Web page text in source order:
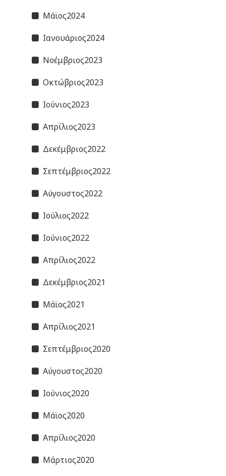
Μάϊος2024
Ιανουάριος2024
Νοέμβριος2023
Οκτώβριος2023
Ιούνιος2023
Απρίλιος2023
Δεκέμβριος2022
Σεπτέμβριος2022
Αύγουστος2022
Ιούλιος2022
Ιούνιος2022
Απρίλιος2022
Δεκέμβριος2021
Μάϊος2021
Απρίλιος2021
Σεπτέμβριος2020
Αύγουστος2020
Ιούνιος2020
Μάϊος2020
Απρίλιος2020
Μάρτιος2020